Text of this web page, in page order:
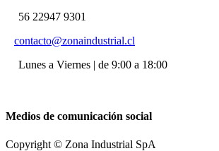
56 22947 9301
contacto@zonaindustrial.cl
Lunes a Viernes | de 9:00 a 18:00
Medios de comunicación social
Copyright © Zona Industrial SpA